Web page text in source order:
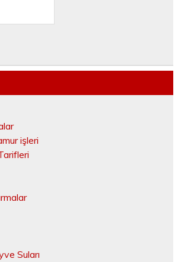
işleri
Suları